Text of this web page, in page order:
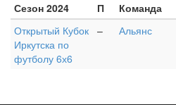
Сезон 2024
П Команда
Открытый Кубок
Иркутска по
футболу 6х6
– Альянс